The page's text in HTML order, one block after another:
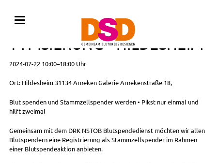
BLUTSPENDE MIT
TYPISIERUNG • HILDESHEIM
2024-07-22 10:00–18:00 Uhr
Ort: Hildesheim 31134 Arneken Galerie Arnekenstraße 18,
Blut spenden und Stammzellspender werden • Pikst nur einmal und
hilft zweimal
Gemeinsam mit dem DRK NSTOB Blutspendedienst möchten wir allen
Blutspendern eine Registrierung als Stammzellspender im Rahmen
einer Blutspendeaktion anbieten.